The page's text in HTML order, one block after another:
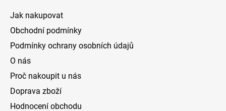
Jak nakupovat
Obchodní podmínky
Podmínky ochrany osobních údajů
O nás
Proč nakoupit u nás
Doprava zboží
Hodnocení obchodu